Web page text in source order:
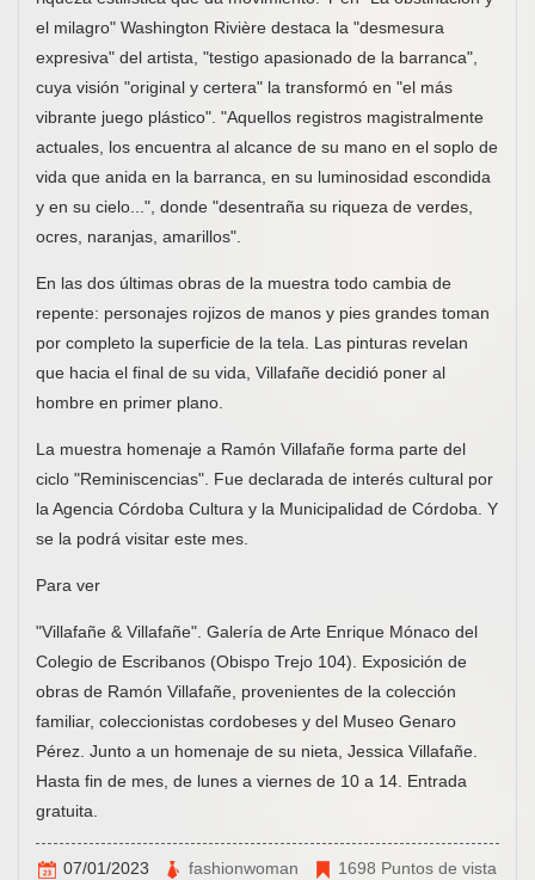
el milagro" Washington Rivière destaca la "desmesura
expresiva" del artista, "testigo apasionado de la barranca",
cuya visión "original y certera" la transformó en "el más
vibrante juego plástico". "Aquellos registros magistralmente
actuales, los encuentra al alcance de su mano en el soplo de
vida que anida en la barranca, en su luminosidad escondida
y en su cielo...", donde "desentraña su riqueza de verdes,
ocres, naranjas, amarillos".
En las dos últimas obras de la muestra todo cambia de
repente: personajes rojizos de manos y pies grandes toman
por completo la superficie de la tela. Las pinturas revelan
que hacia el final de su vida, Villafañe decidió poner al
hombre en primer plano.
La muestra homenaje a Ramón Villafañe forma parte del
ciclo "Reminiscencias". Fue declarada de interés cultural por
la Agencia Córdoba Cultura y la Municipalidad de Córdoba. Y
se la podrá visitar este mes.
Para ver
"Villafañe & Villafañe". Galería de Arte Enrique Mónaco del
Colegio de Escribanos (Obispo Trejo 104). Exposición de
obras de Ramón Villafañe, provenientes de la colección
familiar, coleccionistas cordobeses y del Museo Genaro
Pérez. Junto a un homenaje de su nieta, Jessica Villafañe.
Hasta fin de mes, de lunes a viernes de 10 a 14. Entrada
gratuita.
07/01/2023 fashionwoman 1698 Puntos de vista